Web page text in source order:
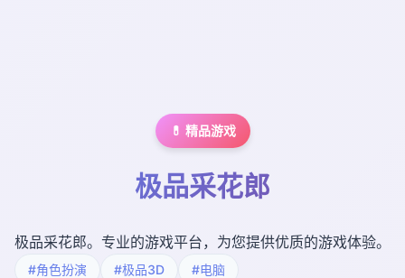
💊 精品游戏
极品采花郎
极品采花郎。专业的游戏平台，为您提供优质的游戏体验。
#角色扮演 #极品3D #电脑